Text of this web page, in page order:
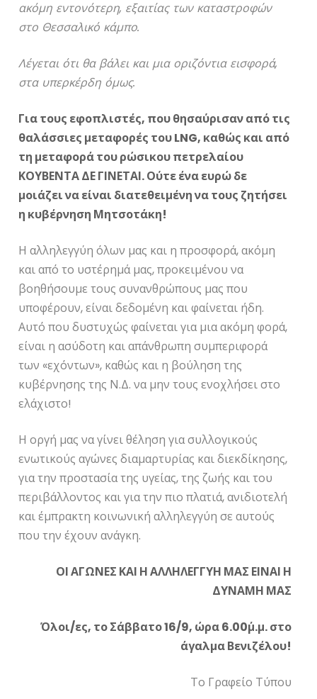
ακόμη εντονότερη, εξαιτίας των καταστροφών
στο Θεσσαλικό κάμπο.
Λέγεται ότι θα βάλει και μια οριζόντια εισφορά,
στα υπερκέρδη όμως.
Για τους εφοπλιστές, που θησαύρισαν από τις
θαλάσσιες μεταφορές τουLNG, καθώς και από
τη μεταφορά του ρώσικου πετρελαίου
ΚΟΥΒΕΝΤΑ ΔΕ ΓΙΝΕΤΑΙ. Ούτε ένα ευρώ δε
μοιάζει να είναι διατεθειμένη να τους ζητήσει
η κυβέρνηση Μητσοτάκη!
Η αλληλεγγύη όλων μας και η προσφορά, ακόμη
και από το υστέρημά μας, προκειμένου να
βοηθήσουμε τους συνανθρώπους μας που
υποφέρουν, είναι δεδομένη και φαίνεται ήδη.
Αυτό που δυστυχώς φαίνεται για μια ακόμη φορά,
είναι η ασύδοτη και απάνθρωπη συμπεριφορά
των «εχόντων», καθώς και η βούληση της
κυβέρνησης της Ν.Δ. να μην τους ενοχλήσει στο
ελάχιστο!
Η οργή μας να γίνει θέληση για συλλογικούς
ενωτικούς αγώνες διαμαρτυρίας και διεκδίκησης,
για την προστασία της υγείας, της ζωής και του
περιβάλλοντος και για την πιο πλατιά, ανιδιοτελή
και έμπρακτη κοινωνική αλληλεγγύη σε αυτούς
που την έχουν ανάγκη.
ΟΙ ΑΓΩΝΕΣ ΚΑΙ Η ΑΛΛΗΛΕΓΓΥΗ ΜΑΣ ΕΙΝΑΙ Η
ΔΥΝΑΜΗ ΜΑΣ
Όλοι/ες, το Σάββατο 16/9, ώρα 6.00΄μ.μ. στο
άγαλμα Βενιζέλου!
Το Γραφείο Τύπου